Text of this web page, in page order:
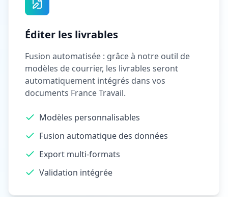
Éditer les livrables
Fusion automatisée : grâce à notre outil de
modèles de courrier, les livrables seront
automatiquement intégrés dans vos
documents France Travail.
Modèles personnalisables
Fusion automatique des données
Export multi-formats
Validation intégrée